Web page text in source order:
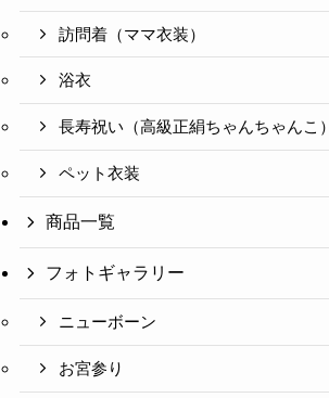
訪問着（ママ衣装）
浴衣
長寿祝い（高級正絹ちゃんちゃんこ）
ペット衣装
商品一覧
フォトギャラリー
ニューボーン
お宮参り